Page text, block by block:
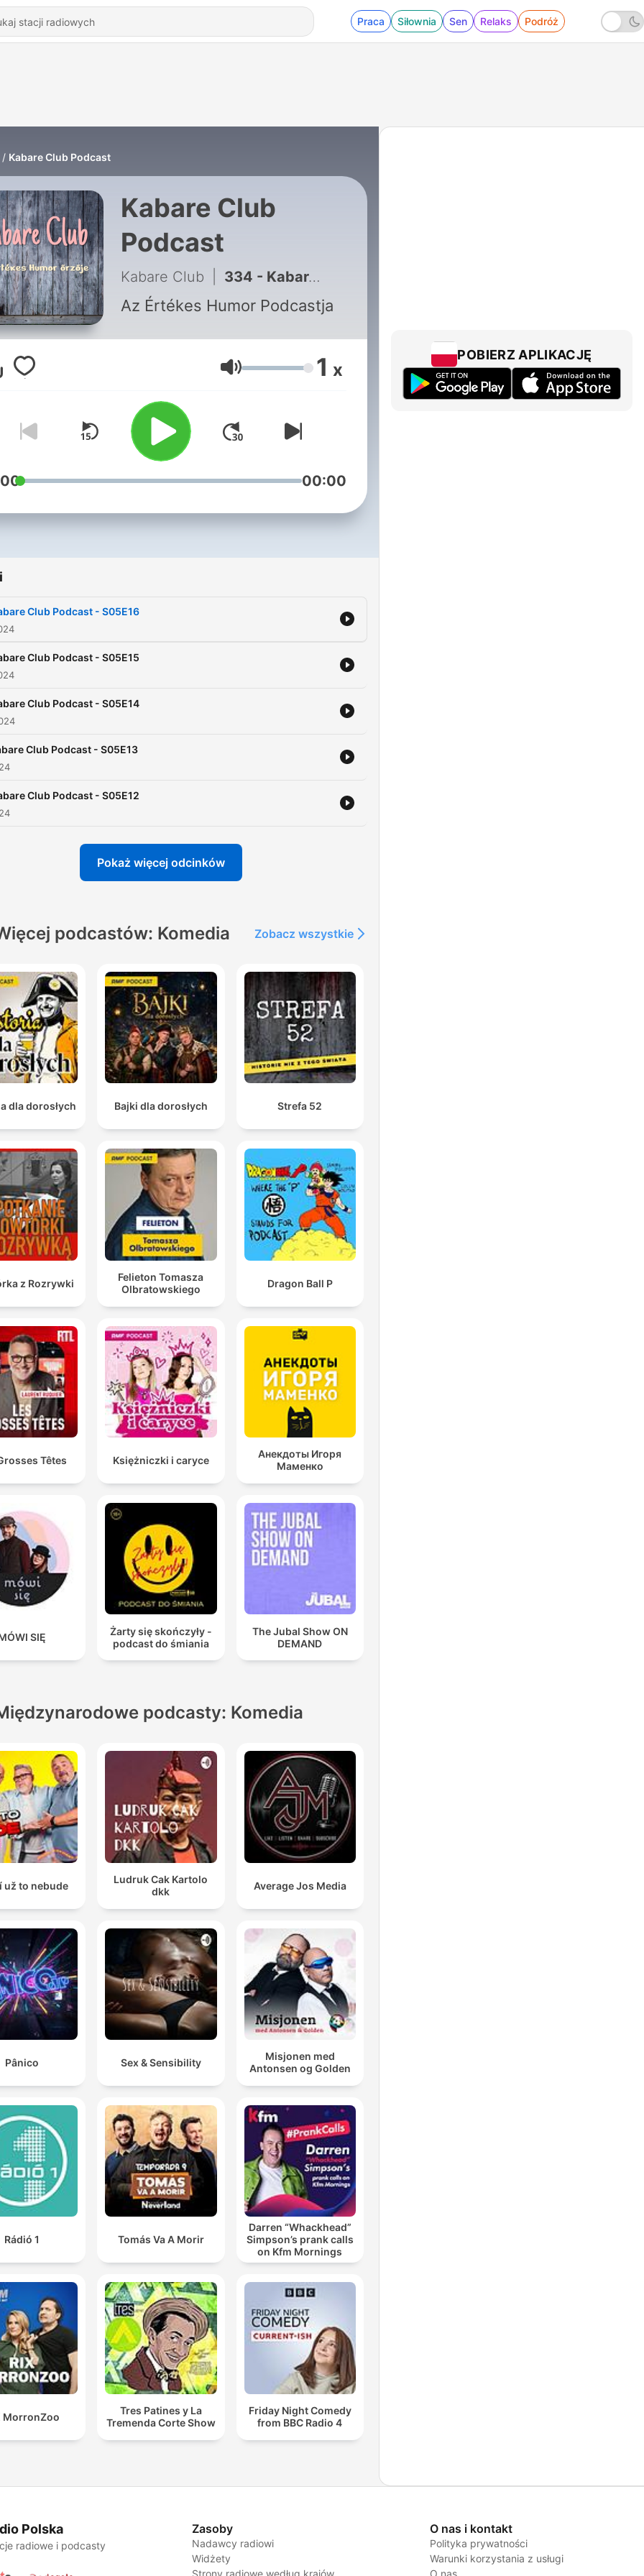
Praca Siłownia Sen Relaks Podróż
Kabare Club Podcast
Kabare Club
Podcast
Kabare Club 334 - Kabare Club Podcast - S05E16
Az Értékes Humor Podcastja
Głośność 1 x
00:00
Club Podcast - S05E16
Club Podcast - S05E15
Club Podcast - S05E14
Club Podcast - S05E13
Club Podcast - S05E12
Pokaż więcej odcinków
podcastów: Komedia Zobacz wszystkie
dla dorosłych Bajki dla dorosłych Strefa 52
z Rozrywki
Felieton Tomasza
Olbratowskiego
Dragon Ball P
Têtes Księżniczki i caryce
Анекдоты Игоря
Маменко
SIĘ
Żarty się skończyły -
podcast do śmiania
The Jubal Show ON
DEMAND
podcasty: Komedia
už to nebude
Ludruk Cak Kartolo
dkk
Average Jos Media
Pânico Sex & Sensibility
Misjonen med
Antonsen og Golden
Rádió 1 Tomás Va A Morir
Darren “Whackhead”
Simpson’s prank calls
on Kfm Mornings
MorronZoo
Tres Patines y La
Tremenda Corte Show
Friday Night Comedy
from BBC Radio 4
POBIERZ APLIKACJĘ
Polska
radiowe i podcasty
Zasoby
Nadawcy radiowi
Widżety
Strony radiowe według krajów
O nas i kontakt
Polityka prywatności
Warunki korzystania z usługi
O nas